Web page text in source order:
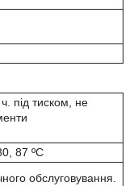
під тиском, не
87 ºC
обслуговування.